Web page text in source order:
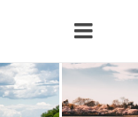
Panneau de gestion des